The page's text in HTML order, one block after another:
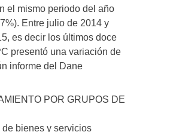
el mismo periodo del año
Entre julio de 2014 y
es decir los últimos doce
presentó una variación de
informe del Dane
POR GRUPOS DE
de bienes y servicios